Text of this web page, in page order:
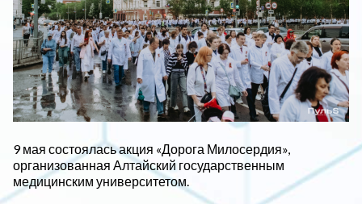
9 мая состоялась акция «Дорога Милосердия»,
организованная Алтайский государственным
медицинским университетом.